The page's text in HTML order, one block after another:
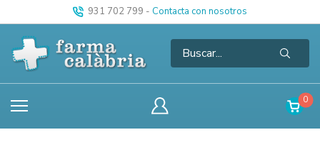
931 702 799 - Contacta con nosotros
0